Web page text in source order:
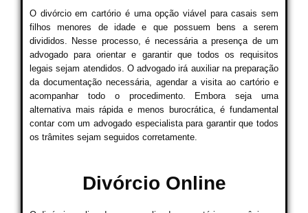
O divórcio em cartório é uma opção viável para casais sem
filhos menores de idade e que possuem bens a serem
divididos. Nesse processo, é necessária a presença de um
advogado para orientar e garantir que todos os requisitos
legais sejam atendidos. O advogado irá auxiliar na preparação
da documentação necessária, agendar a visita ao cartório e
acompanhar todo o procedimento. Embora seja uma
alternativa mais rápida e menos burocrática, é fundamental
contar com um advogado especialista para garantir que todos
os trâmites sejam seguidos corretamente.
Divórcio Online